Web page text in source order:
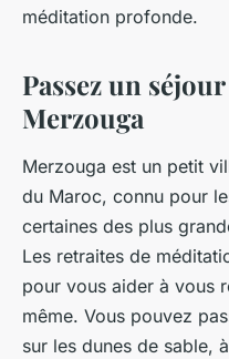
méditation profonde.
Passez un
Merzouga
Merzouga est un petit
du Maroc, connu pour
certaines des plus
Les retraites de
pour vous aider à vous
même. Vous pouvez
sur les dunes de sable,